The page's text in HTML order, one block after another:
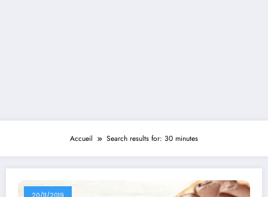
Accueil Search results for: 30 minutes